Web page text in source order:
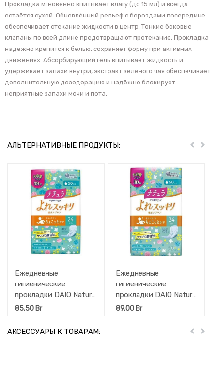
Прокладка мгновенно впитывает влагу (до 15 мл) и всегда
остаётся сухой. Обновлённый рельеф с бороздами посередине
обеспечивает стекание жидкости в центр. Тонкие боковые
клапаны по всей длине предотвращают протекание. Прокладка
надёжно крепится к белью, сохраняет форму при активных
движениях. Абсорбирующий гель впитывает жидкость и
удерживает запахи внутри, экстракт зелёного чая обеспечивает
дополнительную дезодорацию и надёжно блокирует
неприятные запахи мочи и пота.
АЛЬТЕРНАТИВНЫЕ ПРОДУКТЫ: Пред
Ежедневные
гигиенические
прокладки DAIO Natura
Midi+ для обильных
85,50 Br
Ежедневные
гигиенические
прокладки DAIO Nature
Maxi для обильных
поверхностью (Макси)
89,00Br
АКСЕССУАРЫ К ТОВАРАМ: Пред